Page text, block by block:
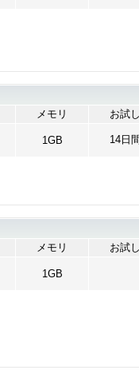
メモリ お試し
1GB 14日間
メモリ お試し
1GB